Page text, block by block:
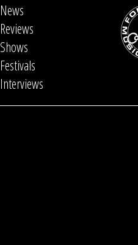
News
Reviews
Shows
Festivals
Interviews